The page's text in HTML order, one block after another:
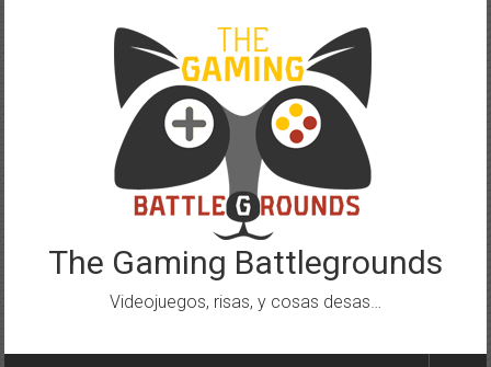
The Gaming Battlegrounds
Videojuegos, risas, y cosas desas…